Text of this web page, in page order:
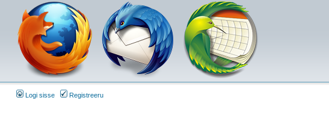
Logi sisse Registreeru